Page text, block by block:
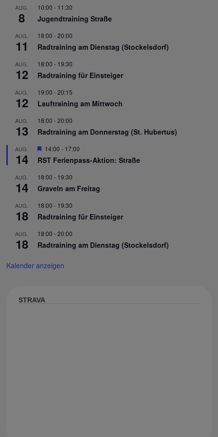
AUG.
8
10:00 - 11:30
Jugendtraining Straße
AUG.
11
18:00 -20:00
Radtraining am Dienstag (Stockelsdorf)
AUG.
12
18:00 - 19:30
Radtraining für Einsteiger
AUG.
12
19:00 -20:15
Lauftraining am Mittwoch
AUG.
13
18:00 -20:00
Radtraining am Donnerstag (St. Hubertus)
AUG.
14
Hervorgehoben
14:00 - 17:00
RST Ferienpass-Aktion: Straße
AUG.
14
18:00 - 19:30
Graveln am Freitag
AUG.
18
18:00 - 19:30
Radtraining für Einsteiger
AUG.
18
18:00 -20:00
Radtraining am Dienstag (Stockelsdorf)
Kalender anzeigen
STRAVA